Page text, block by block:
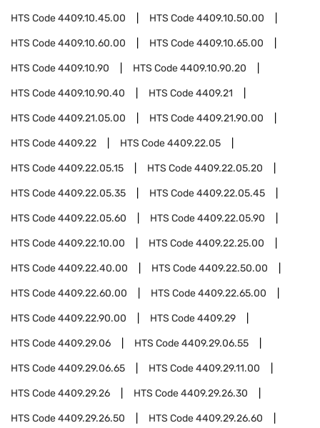
HTS Code4409.10.45.00 HTS Code4409.10.50.00
HTS Code4409.10.60.00 HTS Code4409.10.65.00
HTS Code4409.10.90 HTS Code4409.10.90.20
HTS Code4409.10.90.40 HTS Code4409.21
HTS Code4409.21.05.00 HTS Code4409.21.90.00
HTS Code4409.22 HTS Code4409.22.05
HTS Code4409.22.05.15 HTS Code4409.22.05.20
HTS Code4409.22.05.35 HTS Code4409.22.05.45
HTS Code4409.22.05.60 HTS Code4409.22.05.90
HTS Code4409.22.10.00 HTS Code4409.22.25.00
HTS Code4409.22.40.00 HTS Code4409.22.50.00
HTS Code4409.22.60.00 HTS Code4409.22.65.00
HTS Code4409.22.90.00 HTS Code4409.29
HTS Code4409.29.06 HTS Code4409.29.06.55
HTS Code4409.29.06.65 HTS Code4409.29.11.00
HTS Code4409.29.26 HTS Code4409.29.26.30
HTS Code4409.29.26.50 HTS Code4409.29.26.60